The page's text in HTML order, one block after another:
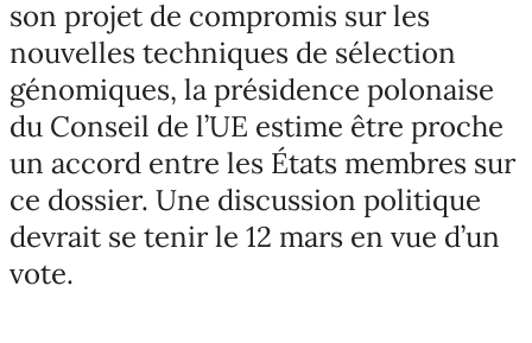
son projet de compromis sur les
nouvelles techniques de sélection
génomiques, la présidence polonaise
du Conseil de l’UE estime être proche
un accord entre les États membres sur
ce dossier. Une discussion politique
devrait se tenir le 12 mars en vue d’un
vote.